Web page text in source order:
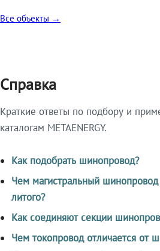
Все объекты →
Справка
Краткие ответы по подбору и
каталогам METAENERGY.
Как подобрать шинопровод?
Чем магистральный шинопровод
литого?
Как соединяют секции
Чем токопровод отличается от